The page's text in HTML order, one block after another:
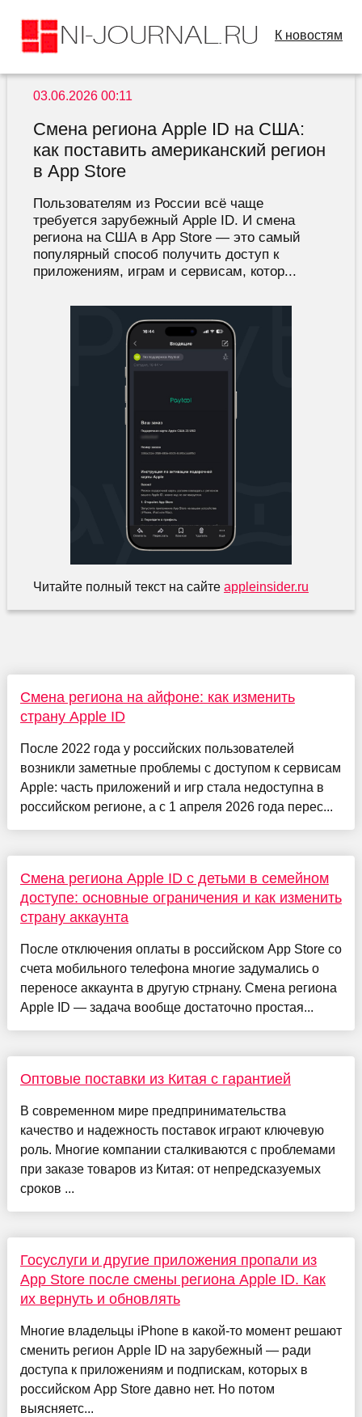
К новостям
03.06.2026 00:11
Смена региона Apple ID на США:
как поставить американский регион
в App Store
Пользователям из России всё чаще
требуется зарубежный Apple ID. И смена
региона на США в App Store — это самый
популярный способ получить доступ к
приложениям, играм и сервисам, котор...
Читайте полный текст на сайте appleinsider.ru
Смена региона на айфоне: как изменить
страну Apple ID
После 2022 года у российских пользователей
возникли заметные проблемы с доступом к сервисам
Apple: часть приложений и игр стала недоступна в
российском регионе, а с 1 апреля 2026 года перес...
Смена региона Apple ID с детьми в семейном
доступе: основные ограничения и как изменить
страну аккаунта
После отключения оплаты в российском App Store со
счета мобильного телефона многие задумались о
переносе аккаунта в другую стрнану. Смена региона
Apple ID — задача вообще достаточно простая...
Оптовые поставки из Китая с гарантией
В современном мире предпринимательства
качество и надежность поставок играют ключевую
роль. Многие компании сталкиваются с проблемами
при заказе товаров из Китая: от непредсказуемых
сроков ...
Госуслуги и другие приложения пропали из
App Store после смены региона Apple ID. Как
их вернуть и обновлять
Многие владельцы iPhone в какой-то момент решают
сменить регион Apple ID на зарубежный — ради
доступа к приложениям и подпискам, которых в
российском App Store давно нет. Но потом
выясняетс...